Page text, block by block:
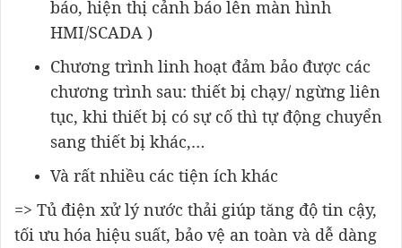
báo, hiện thị cảnh báo lên màn hình
HMI/SCADA )
Chương trình linh hoạt đảm bảo được các
chương trình sau: thiết bị chạy/ ngừng liên
tục, khi thiết bị có sự cố thì tự động chuyển
sang thiết bị khác,…
Và rất nhiều các tiện ích khác
=> Tủ điện xử lý nước thải giúp tăng độ tin cậy,
tối ưu hóa hiệu suất, bảo vệ an toàn và dễ dàng